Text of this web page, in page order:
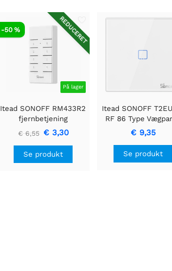
REDUCERET
På lager
-50 %
Itead SONOFF RM433R2
fjernbetjening
€ 6,55 € 3,30
Se produkt
Itead SONOFF
RF 86 Type
Sticky 433MHz
RF Remote 1 Gang
€ 9,35
Se produkt